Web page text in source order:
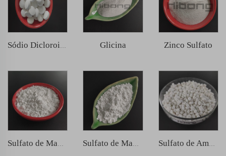
Sódio Dicloroisocianurato (SDIC) Glicina Zinco Sulfato